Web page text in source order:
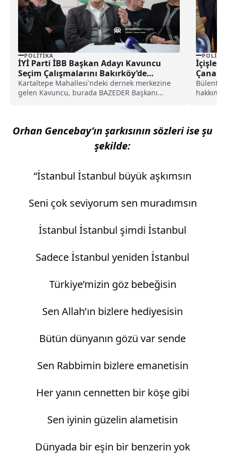
POLITIKA
İYİ Parti İBB Başkan Adayı Kavuncu
Seçim Çalışmalarını Bakırköy’de
Sürdürdü
Kartaltepe Mahallesi'ndeki dernek merkezine
gelen Kavuncu, burada BAZEDER Başkanı
İçişleri
Bülent
Orhan Gencebay’ın şarkısının sözleri ise şu
şekilde:
“İstanbul İstanbul büyük aşkımsın
Seni çok seviyorum sen muradımsın
İstanbul İstanbul şimdi İstanbul
Sadece İstanbul yeniden İstanbul
Türkiye’mizin göz bebeğisin
Sen Allah’ın bizlere hediyesisin
Bütün dünyanın gözü var sende
Sen Rabbimin bizlere emanetisin
Her yanın cennetten bir köşe gibi
Sen iyinin güzelin alametisin
Dünyada bir eşin bir benzerin yok